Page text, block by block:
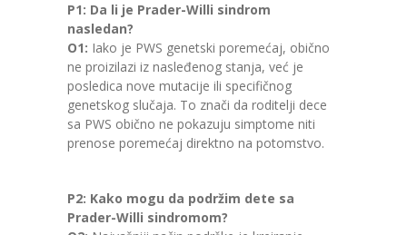
P1: Da li je Prader-Willi sindrom
nasledan?
O1: Iako je PWS genetski poremećaj, obično
ne proizilazi iz nasleđenog stanja, već je
posledica nove mutacije ili specifičnog
genetskog slučaja. To znači da roditelji dece
sa PWS obično ne pokazuju simptome niti
prenose poremećaj direktno na potomstvo.
P2: Kako mogu da podržim dete sa
Prader-Willi sindromom?